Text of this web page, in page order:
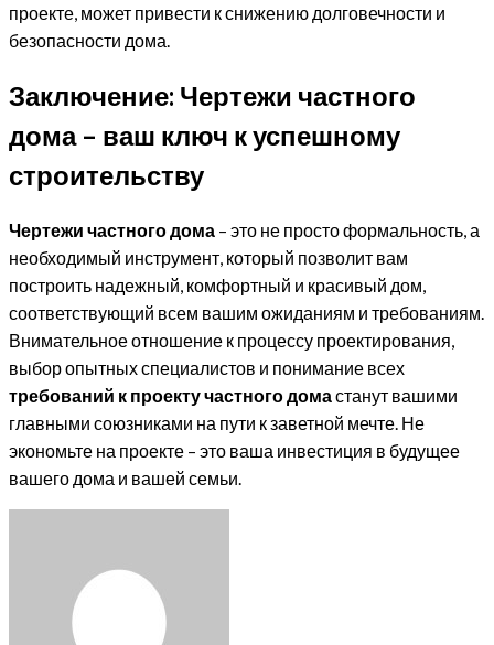
проекте, может привести к снижению долговечности и
безопасности дома.
Заключение: Чертежи частного
дома – ваш ключ к успешному
строительству
Чертежи частного дома – это не просто формальность, а
необходимый инструмент, который позволит вам
построить надежный, комфортный и красивый дом,
соответствующий всем вашим ожиданиям и требованиям.
Внимательное отношение к процессу проектирования,
выбор опытных специалистов и понимание всех
требований к проекту частного домастанут вашими
главными союзниками на пути к заветной мечте. Не
экономьте на проекте – это ваша инвестиция в будущее
вашего дома и вашей семьи.